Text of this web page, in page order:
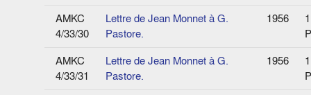
AMKC
4/33/30
Lettre de Jean Monnet à G.
Pastore.
1956
1
AMKC
4/33/31
Lettre de Jean Monnet à G.
Pastore.
1956
1